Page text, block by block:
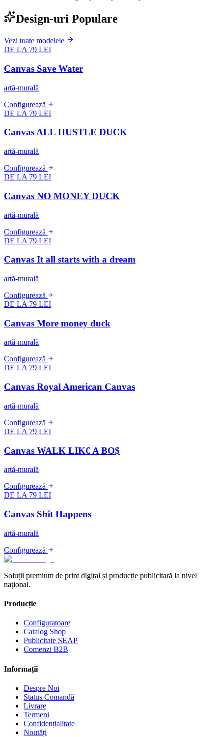
Design-uri Populare
Vezi toate modelele
DE LA 79 LEI
Canvas Save Water
artă-murală
Configurează
DE LA 79 LEI
Canvas ALL HUSTLE DUCK
artă-murală
Configurează
DE LA 79 LEI
Canvas NO MONEY DUCK
artă-murală
Configurează
DE LA 79 LEI
Canvas It all starts with a dream
artă-murală
Configurează
DE LA 79 LEI
Canvas More money duck
artă-murală
Configurează
DE LA 79 LEI
Canvas Royal American Canvas
artă-murală
Configurează
DE LA 79 LEI
Canvas WALK LIK€ A BO$
artă-murală
Configurează
DE LA 79 LEI
Canvas Shit Happens
artă-murală
Configurează
Soluții premium de print digital și producție publicitară la nivel
național.
Producție
Configuratoare
Catalog Shop
Publicitate SEAP
Comenzi B2B
Informații
Despre Noi
Status Comandă
Livrare
Termeni
Confidențialitate
Noutăți